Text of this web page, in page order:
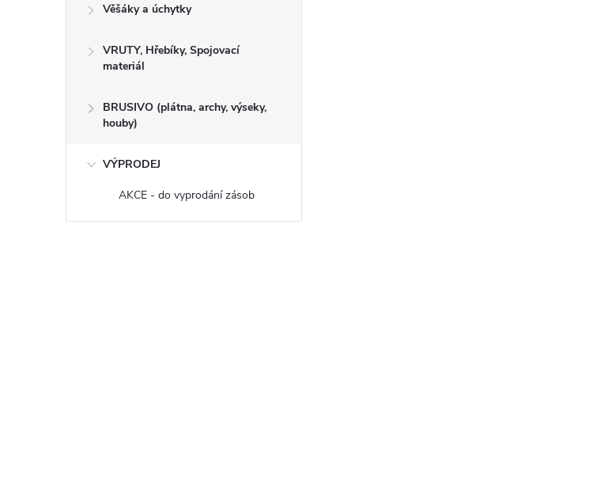
Věšáky a úchytky
VRUTY, Hřebíky, Spojovací
materiál
BRUSIVO (plátna, archy, výseky,
houby)
VÝPRODEJ
AKCE - do vyprodání zásob